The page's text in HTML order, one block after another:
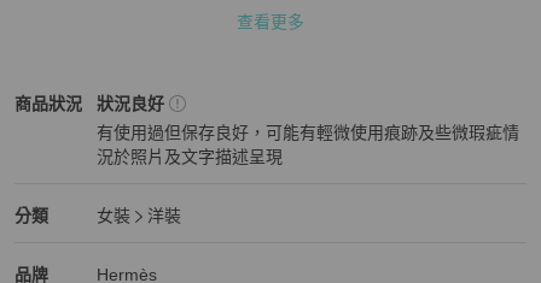
下單前請先確認好尺寸唷
查看更多
商品狀況
Hermès女裝商品狀態與細節
狀況良好
有使用過但保存良好，可能有輕微使用痕跡及些微瑕疵情
況於照片及文字描述呈現
分類
Hermès 女裝分類資訊
女裝
洋裝
品牌
Hermès 精品女裝品牌介紹
Hermès
Hermès 推薦清單